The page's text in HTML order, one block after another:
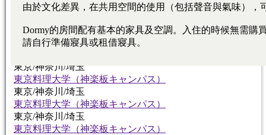
東京料理大学（神楽板キャンパス）
東京料理大学（神楽板キャンパス）
東京/神奈川/埼玉
東京/神奈川/埼玉
東京料理大学（神楽板キャンパス）
東京/神奈川/埼玉
東京料理大学（神楽板キャンパス）
東京/神奈川/埼玉
東京料理大学（神楽板キャンパス）